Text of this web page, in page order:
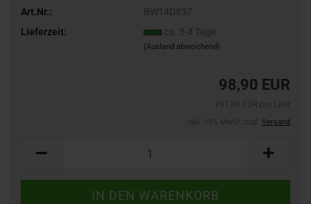
Art.Nr.:
BW14D837
Lieferzeit:
ca. 3-4 Tage
(Ausland abweichend)
98,90 EUR
Versand